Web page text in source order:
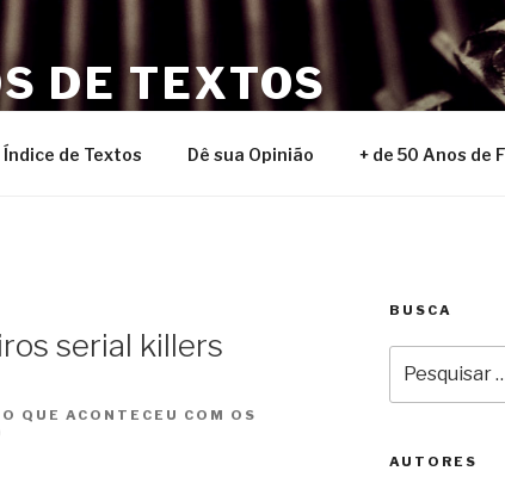
DE TEXTOS
Índice de Textos Dê sua Opinião + de 50 Anos de
serial killers
QUE ACONTECEU COM OS
BUSCA
por:
AUTORES